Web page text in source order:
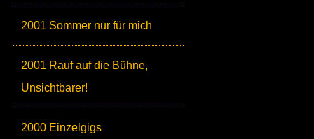
2001 Sommer nur für mich
2001 Rauf auf die Bühne,
Unsichtbarer!
2000 Einzelgigs